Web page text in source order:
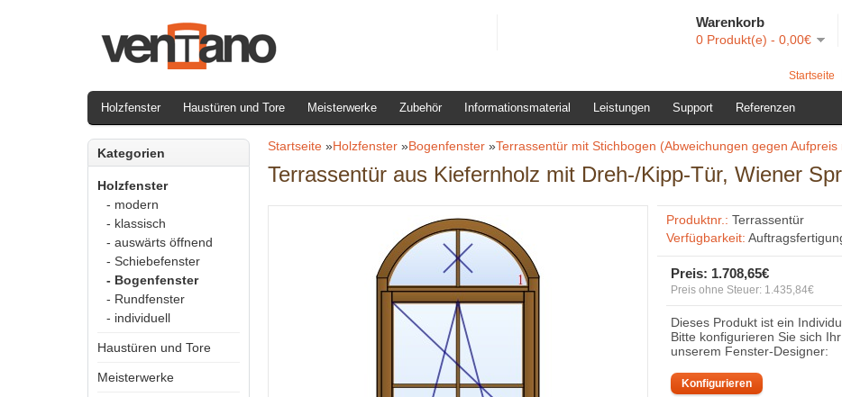
Warenkorb
0 Produkt(e) - 0,00€
Startseite
Holzfenster Haustüren und Tore Meisterwerke Zubehör Informationsmaterial Leistungen Support Referenzen
Kategorien
Holzfenster
- modern
- klassisch
- auswärts öffnend
- Schiebefenster
- Bogenfenster
- Rundfenster
- individuell
Haustüren und Tore
Meisterwerke
Startseite »Holzfenster »Bogenfenster »Terrassentür mit Stichbogen (Abweichungen gegen Aufpreis
Terrassentür aus Kiefernholz mit Dreh-/Kipp-Tür, Wiener
Produktnr.: Terrassentür
Verfügbarkeit:
Preis: 1.708,65€
Preis ohne Steuer: 1.435,84€
Dieses Produkt ist ein
Bitte konfigurieren Sie sich
unserem Fenster-Designer: